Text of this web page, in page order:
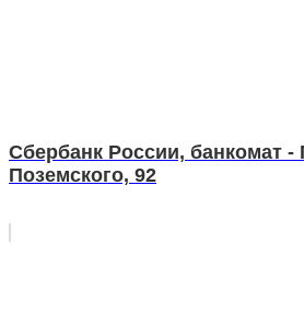
Сбербанк России, банкомат -
Поземского, 92